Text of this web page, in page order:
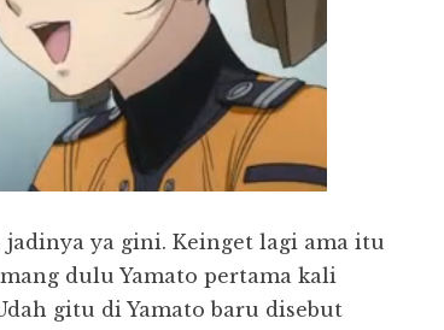
jadinya ya gini. Keinget lagi ama itu
dulu Yamato pertama kali
gitu di Yamato baru disebut